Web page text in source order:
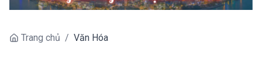
Trang chủ / Văn Hóa